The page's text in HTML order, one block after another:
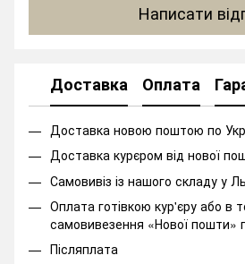
Написати
Доставка Оплата
Доставка новою поштою по
Доставка курєром від нової
Самовивіз із нашого складу у
Оплата готівкою кур'єру або в
самовивезення «Нової пошти»
Післяплата